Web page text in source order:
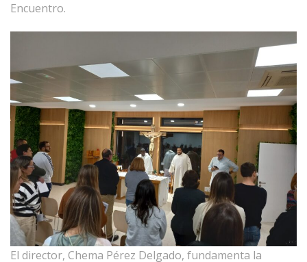
Encuentro.
El director, Chema Pérez Delgado, fundamenta la